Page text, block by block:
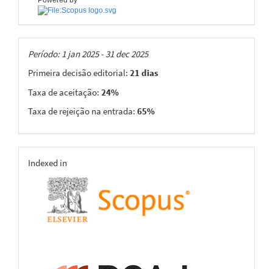
Taxas
Período: 1 jan 2025 - 31 dec 2025
Primeira decisão editorial: 21 dias
Taxa de aceitação: 24%
Taxa de rejeição na entrada: 65%
indexing
Indexed in